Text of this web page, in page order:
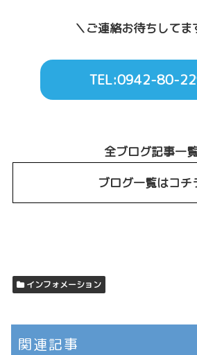
＼ご連絡お待ちしてま
TEL:0942-80-
全ブログ記事一
ブログ一覧はコチ
インフォメーション
関連記事